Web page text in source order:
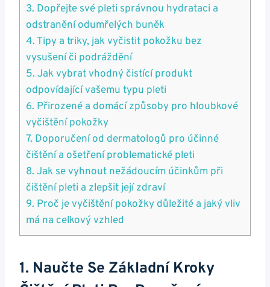
3. Dopřejte své ⁤pleti správnou​ hydrataci a
odstranění‌ odumřelých buněk
4. Tipy a triky, jak ⁤vyčistit ‍pokožku bez
⁣vysušení či podráždění
5. Jak⁣ vybrat vhodný čistící ‌produkt‌
odpovídající vašemu typu pleti
6. Přirozené a domácí⁢ způsoby pro hloubkové
vyčištění pokožky
7. Doporučení od dermatologů ⁤pro účinné
čištění a ošetření problematické⁤ pleti
8. Jak se ‍vyhnout nežádoucím⁢ účinkům ⁢při
čištění ⁣pleti a zlepšit ‍její zdraví
9. Proč je vyčištění pokožky důležité a jaký vliv
má na celkový​ vzhled
1. Naučte⁢ Se⁣ Základní Kroky⁢